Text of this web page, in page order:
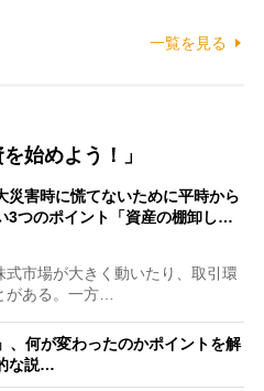
一覧を見る
始めよう！」
災害時に慌てないために平時から
3つのポイント「資産の棚卸し…
市場が大きく動いたり、取引環
がある。一方…
、何が変わったのかポイントを解
な説…